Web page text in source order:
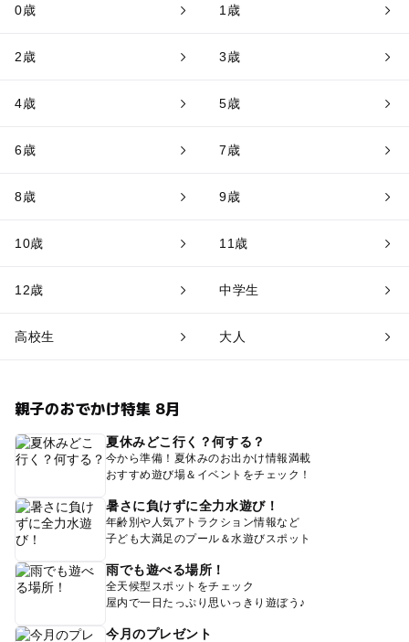
0歳 1歳
2歳 3歳
4歳 5歳
6歳 7歳
8歳 9歳
10歳 11歳
12歳 中学生
高校生 大人
親子のおでかけ特集 8月
夏休みどこ行く？何する？
今から準備！夏休みのお出かけ情報満載
おすすめ遊び場＆イベントをチェック！
暑さに負けずに全力水遊び！
年齢別や人気アトラクション情報など
子ども大満足のプール＆水遊びスポット
雨でも遊べる場所！
全天候型スポットをチェック
屋内で一日たっぷり思いっきり遊ぼう♪
今月のプレゼント